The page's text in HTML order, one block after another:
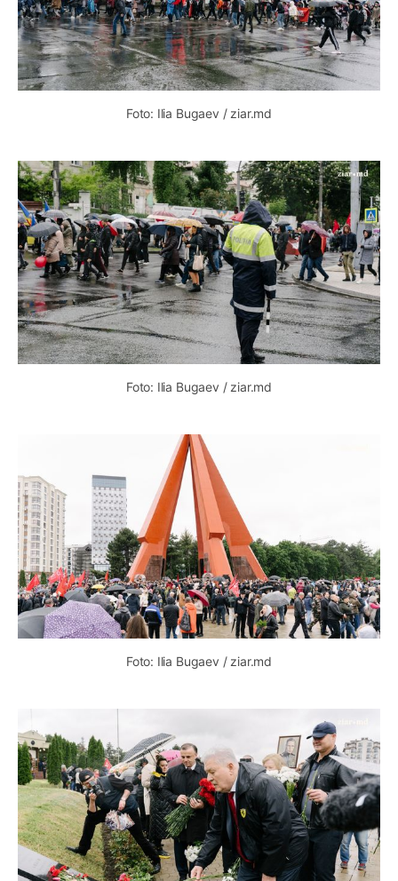
Foto: Ilia Bugaev / ziar.md
Foto: Ilia Bugaev / ziar.md
Foto: Ilia Bugaev / ziar.md